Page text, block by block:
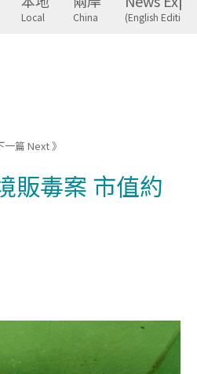
Local China (English Edition)
一篇 Next 》
販毒案 市值約